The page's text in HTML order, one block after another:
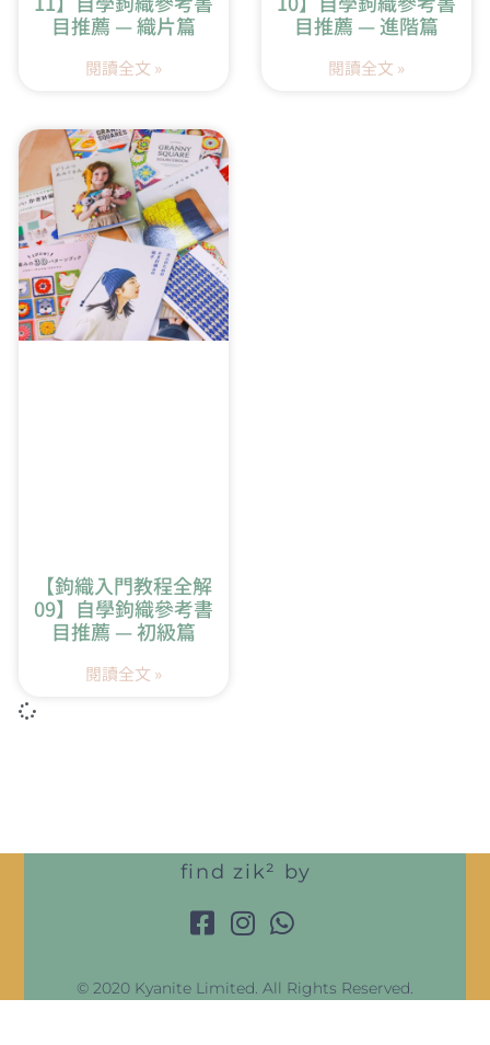
目推薦 — 織片篇
閱讀全文 »
目推薦 — 進階篇
閱讀全文 »
【鉤織入門教程全解
09】自學鉤織參考書
目推薦 — 初級篇
閱讀全文 »
find zik² by
© 2020 Kyanite Limited. All Rights Reserved.